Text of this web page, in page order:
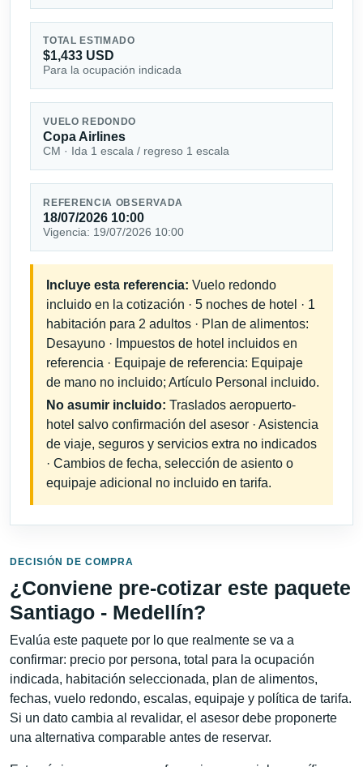
TOTAL ESTIMADO
$1,433 USD
Para la ocupación indicada
VUELO REDONDO
Copa Airlines
CM · Ida 1 escala / regreso 1 escala
REFERENCIA OBSERVADA
18/07/2026 10:00
Vigencia: 19/07/2026 10:00
Incluye esta referencia: Vuelo redondo
incluido en la cotización · 5 noches de hotel · 1
habitación para 2 adultos · Plan de alimentos:
Desayuno · Impuestos de hotel incluidos en
referencia · Equipaje de referencia: Equipaje
de mano no incluido; Artículo Personal incluido.
No asumir incluido: Traslados aeropuerto-
hotel salvo confirmación del asesor · Asistencia
de viaje, seguros y servicios extra no indicados
· Cambios de fecha, selección de asiento o
equipaje adicional no incluido en tarifa.
DECISIÓN DE COMPRA
¿Conviene pre-cotizar este paquete
Santiago - Medellín?
Evalúa este paquete por lo que realmente se va a
confirmar: precio por persona, total para la ocupación
indicada, habitación seleccionada, plan de alimentos,
fechas, vuelo redondo, escalas, equipaje y política de tarifa.
Si un dato cambia al revalidar, el asesor debe proponerte
una alternativa comparable antes de reservar.